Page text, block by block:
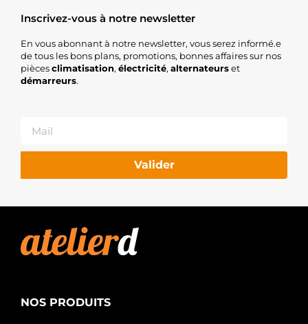
Inscrivez-vous à notre newsletter
En vous abonnant à notre newsletter, vous serez informé.e
de tous les bons plans, promotions, bonnes affaires sur nos
piècesclimatisation, électricité, alternateurset
démarreurs.
Valider
NOS PRODUITS